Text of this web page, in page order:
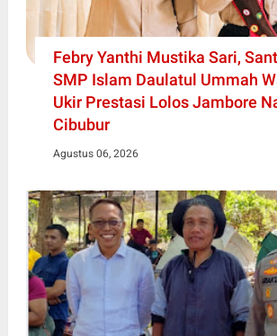
Febry Yanthi Mustika Sari,
SMP Islam Daulatul Ummah
Ukir Prestasi Lolos Jambore
Cibubur
Agustus 06, 2026